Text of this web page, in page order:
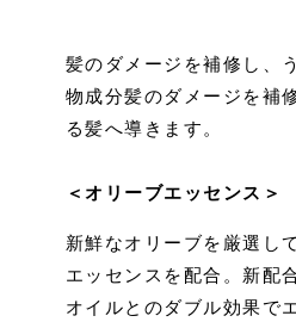
髪のダメージを補修し、
物成分髪のダメージを補
る髪へ導きます。
＜オリーブエッセンス＞
新鮮なオリーブを厳選し
エッセンスを配合。新配
オイルとのダブル効果で